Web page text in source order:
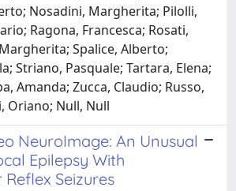
Nosadini, Margherita; Pilolli,
Ragona, Francesca; Rosati,
Spalice, Alberto;
Striano, Pasquale; Tartara, Elena;
Amanda; Zucca, Claudio; Russo,
Oriano; Null, Null
NeuroImage: An Unusual
Epilepsy With
Seizures